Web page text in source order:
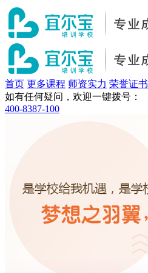
首页 更多课程 师资实力 荣誉证书
如有任何疑问，欢迎一键拨号：
400-8387-100